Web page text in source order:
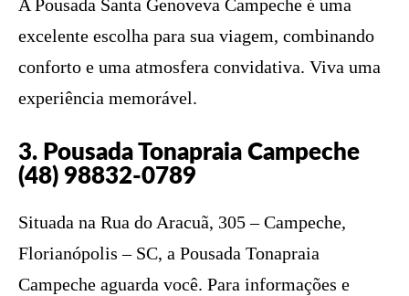
A Pousada Santa Genoveva Campeche é uma
excelente escolha para sua viagem, combinando
conforto e uma atmosfera convidativa. Viva uma
experiência memorável.
3. Pousada Tonapraia Campeche
(48) 98832-0789
Situada na Rua do Aracuã, 305 – Campeche,
Florianópolis – SC, a Pousada Tonapraia
Campeche aguarda você. Para informações e